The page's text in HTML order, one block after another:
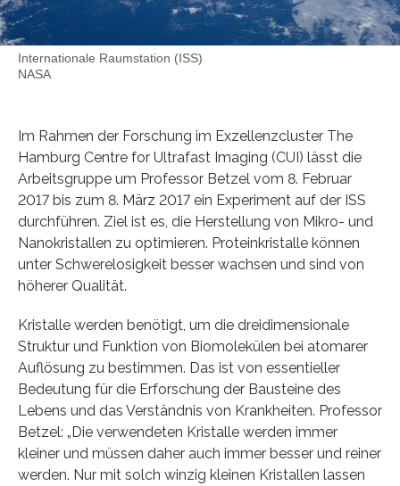
Internationale Raumstation (ISS)
NASA
Im Rahmen der Forschung im Exzellenzcluster The
Hamburg Centre for Ultrafast Imaging (CUI) lässt die
Arbeitsgruppe um Professor Betzel vom 8. Februar
2017 bis zum 8. März 2017 ein Experiment auf der ISS
durchführen. Ziel ist es, die Herstellung von Mikro- und
Nanokristallen zu optimieren. Proteinkristalle können
unter Schwerelosigkeit besser wachsen und sind von
höherer Qualität.
Kristalle werden benötigt, um die dreidimensionale
Struktur und Funktion von Biomolekülen bei atomarer
Auflösung zu bestimmen. Das ist von essentieller
Bedeutung für die Erforschung der Bausteine des
Lebens und das Verständnis von Krankheiten. Professor
Betzel: „Die verwendeten Kristalle werden immer
kleiner und müssen daher auch immer besser und reiner
werden. Nur mit solch winzig kleinen Kristallen lassen